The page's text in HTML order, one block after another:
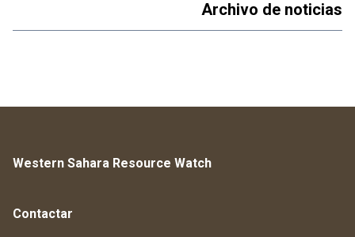
Archivo de noticias
Western Sahara Resource Watch
Contactar